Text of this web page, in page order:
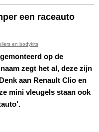
een raceauto
en bodykits
op de
zegt het al, deze zijn
aan Renault Clio en
mini vleugels staan ook